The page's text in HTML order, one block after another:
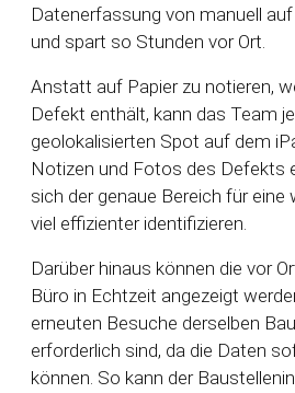
Datenerfassung von manuell
und spart so Stunden vor Ort.
Anstatt auf Papier zu notieren,
Defekt enthält, kann das Team
geolokalisierten Spot auf dem
Notizen und Fotos des Defekts
sich der genaue Bereich für eine
viel effizienter identifizieren.
Darüber hinaus können die vor
Büro in Echtzeit angezeigt
erneuten Besuche derselben
erforderlich sind, da die Daten
können. So kann der